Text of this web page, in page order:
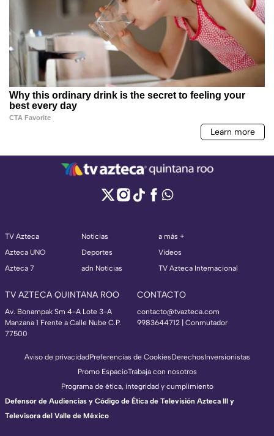
TV Azteca
Azteca UNO
Azteca 7
Noticias
Deportes
adn Noticias
a más +
Videos
TV Azteca Internacional
TV AZTECA QUINTANA ROO
Av. Bonampak Sm 4-A Lote 3-A
Manzana 1 Frente a Calle Nube C.P.
77500
CONTACTO
contacto@tvazteca.com
9983644712 | Conmutador
Aviso de privacidadPreferencias de CookiesDerechosInversionistas
Promo EspacioTrabaja con nosotros
Programa de ética, integridad y cumplimiento
Defensor de Audiencias y Código de Ética de Televisión Azteca III y
Televisora del Valle de México